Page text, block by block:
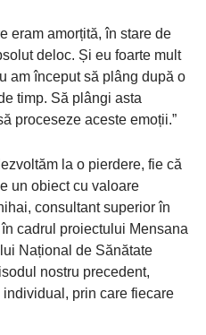
eram amorțită, în stare de
deloc. Și eu foarte mult
am început să plâng după o
timp. Să plângi asta
proceseze aceste emoții.”
la o pierdere, fie că
un obiect cu valoare
consultant superior în
cadrul proiectului Mensana
Național de Sănătate
nostru precedent,
prin care fiecare